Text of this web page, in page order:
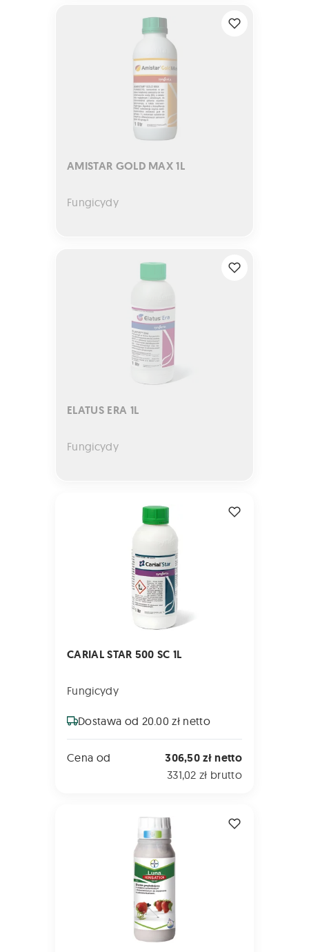
AMISTAR GOLD MAX 1L
Fungicydy
ELATUS ERA 1L
Fungicydy
CARIAL STAR 500 SC 1L
Fungicydy
Dostawa od 20.00 zł netto
Cena od 306,50 zł netto
331,02 zł brutto